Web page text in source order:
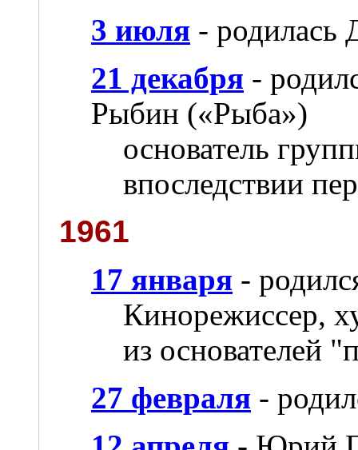
3 июля - родилась
21 декабря -
Рыбин («Рыба»)
основатель
впоследствии
1961
17 января -
Кинорежиссер,
из основателей
27 февраля -